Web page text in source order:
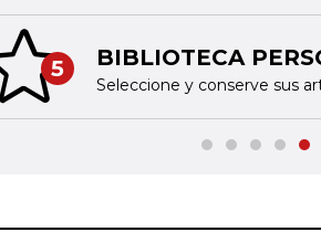
5 BIBLIOTECA
Seleccione y conserve sus
slide